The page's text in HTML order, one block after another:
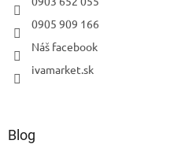
0905 909 166
Náš facebook
ivamarket.sk
Blog